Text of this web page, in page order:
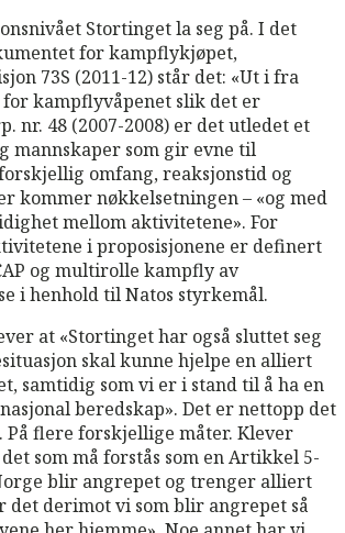
Stortinget la seg på. I det
for kampflykjøpet,
73S (2011-12) står det: «Ut i fra
for kampflyvåpenet slik det er
nr. 48 (2007-2008) er det utledet et
mannskaper som gir evne til
omfang, reaksjonstid og
kommer nøkkelsetningen – «og med
mellom aktivitetene». For
i proposisjonene er definert
og multirolle kampfly av
i henhold til Natos styrkemål.
at «Stortinget har også sluttet seg
skal kunne hjelpe en alliert
samtidig som vi er i stand til å ha en
beredskap». Det er nettopp det
flere forskjellige måter. Klever
som må forstås som en Artikkel 5-
blir angrepet og trenger alliert
det derimot vi som blir angrepet så